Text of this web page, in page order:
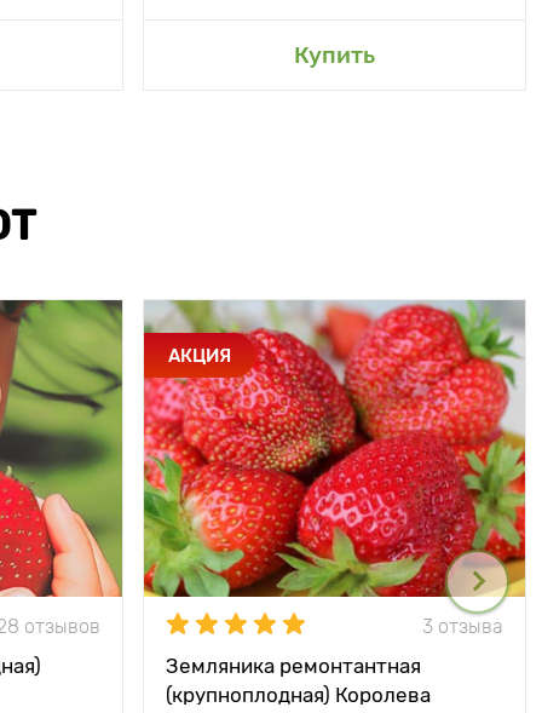
Купить
отзывов
АКЦИЯ
3 отзыва
Земляника ремонтантная
(крупноплодная) Королева